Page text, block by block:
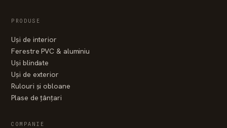
PRODUSE
Uși de interior
Ferestre PVC & aluminiu
Uși blindate
Uși de exterior
Rulouri și obloane
Plase de țânțari
COMPANIE